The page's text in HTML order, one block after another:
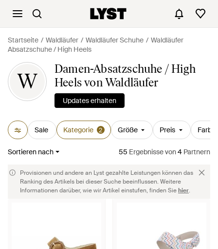
Startseite Waldläufer Waldläufer Schuhe
Waldläufer
Absatzschuhe / High Heels
W
Damen-Absatzschuhe / High
Heels von Waldläufer
Updates erhalten
Sale Kategorie 2 Größe Preis Farbe
Sortieren nach 55 Ergebnissevon4 Partnern
Provisionen und andere an Lyst gezahlte Leistungen können das
Ranking des Artikels bei dieser Suche beeinflussen. Weitere
Informationen darüber, wie wir Artikel einstufen, finden Siehier.